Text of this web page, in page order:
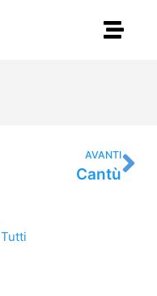
AVANTI
Cantù
Tutti